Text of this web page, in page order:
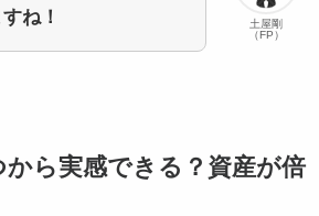
土屋剛
（FP）
ね！
ら実感できる？資産が倍